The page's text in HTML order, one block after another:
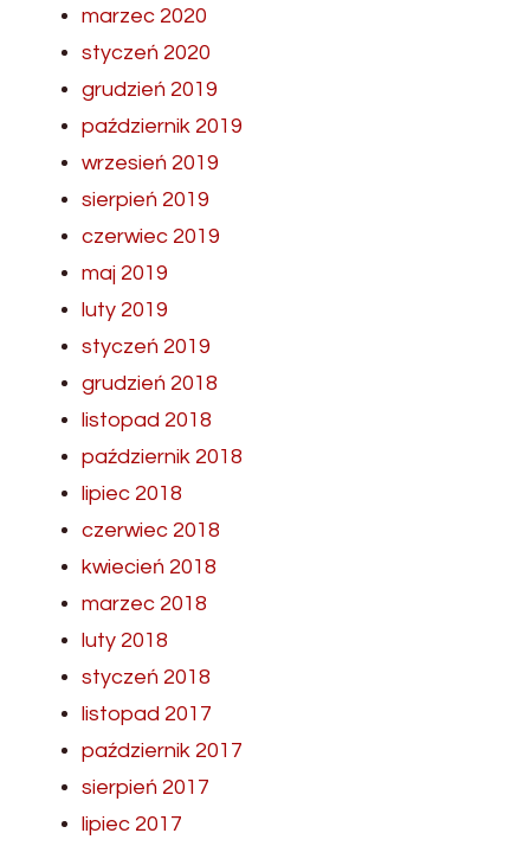
marzec 2020
styczeń 2020
grudzień 2019
październik 2019
wrzesień 2019
sierpień 2019
czerwiec 2019
maj 2019
luty 2019
styczeń 2019
grudzień 2018
listopad 2018
październik 2018
lipiec 2018
czerwiec 2018
kwiecień 2018
marzec 2018
luty 2018
styczeń 2018
listopad 2017
październik 2017
sierpień 2017
lipiec 2017